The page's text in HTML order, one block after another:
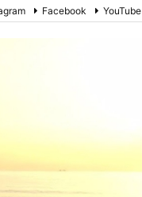
Facebook YouTube